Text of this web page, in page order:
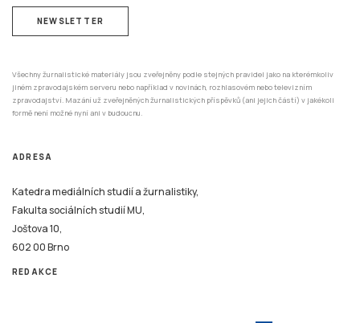
NEWSLETTER
Všechny žurnalistické materiály jsou zveřejněny podle stejných pravidel jako na kterémkoliv
jiném zpravodajském serveru nebo například v novinách, rozhlasovém nebo televizním
zpravodajství. Mazání už zveřejněných žurnalistických příspěvků (ani jejich částí) v jakékoli
formě není možné nyní ani v budoucnu.
ADRESA
Katedra mediálních studií a žurnalistiky,
Fakulta sociálních studií MU,
Joštova 10,
602 00 Brno
REDAKCE